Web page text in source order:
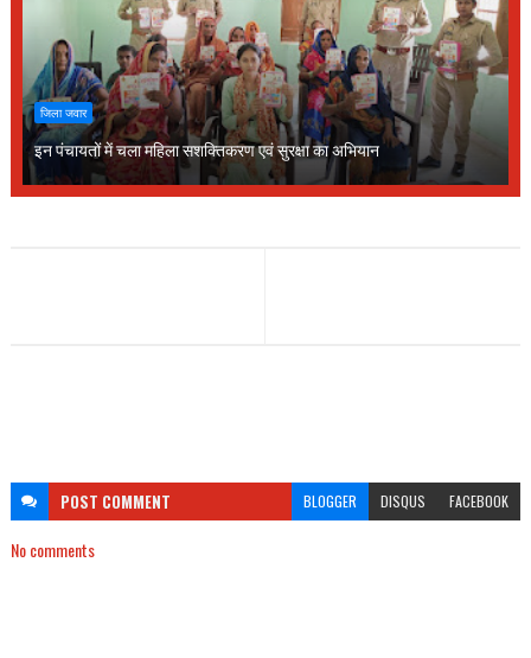
जिला जवार
इन पंचायतों में चला महिला सशक्तिकरण एवं सुरक्षा का अभियान
POST COMMENT BLOGGER DISQUS FACEBOOK
No comments